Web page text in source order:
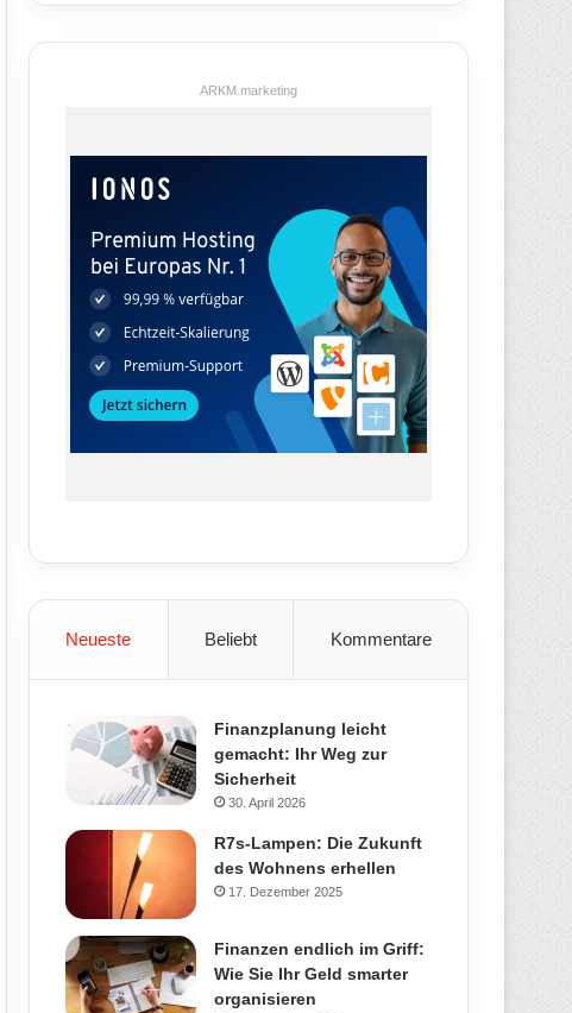
ARKM.marketing
Neueste Beliebt Kommentare
Finanzplanung leicht
gemacht: Ihr Weg zur
Sicherheit
30. April 2026
R7s-Lampen: Die Zukunft
des Wohnens erhellen
17. Dezember 2025
Finanzen endlich im Griff:
Wie Sie Ihr Geld smarter
organisieren